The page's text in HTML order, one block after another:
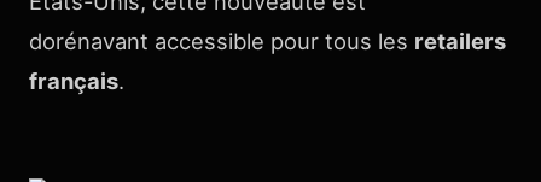
dorénavant accessible pour tous les retailers
français.